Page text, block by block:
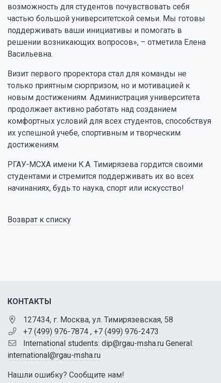
возможность для студентов почувствовать себя
частью большой университетской семьи. Мы готовы
поддерживать ваши инициативы и помогать в
решении возникающих вопросов», – отметила Елена
Васильевна.
Визит первого проректора стал для команды не
только приятным сюрпризом, но и мотивацией к
новым достижениям. Администрация университета
продолжает активно работать над созданием
комфортных условий для всех студентов, способствуя
их успешной учебе, спортивным и творческим
достижениям.
РГАУ-МСХА имени К.А. Тимирязева гордится своими
студентами и стремится поддерживать их во всех
начинаниях, будь то наука, спорт или искусство!
Возврат к списку
КОНТАКТЫ
127434, г. Москва, ул. Тимирязевская, 58
+7 (499) 976-7874 , +7 (499) 976-2473
International students: dip@rgau-msha.ru General:
international@rgau-msha.ru
Нашли ошибку? Сообщите нам!